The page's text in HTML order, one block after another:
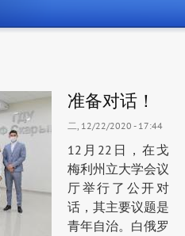
准备对话！
二, 12/22/2020 - 17:44
12月22日，在戈
梅利州立大学会议
厅举行了公开对
话，其主要议题是
青年自治。白俄罗